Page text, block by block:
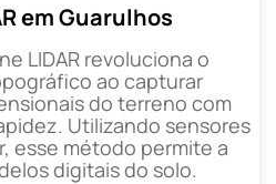
em Guarulhos
LIDAR revoluciona o
ao capturar
do terreno com
Utilizando sensores
esse método permite a
digitais do solo.